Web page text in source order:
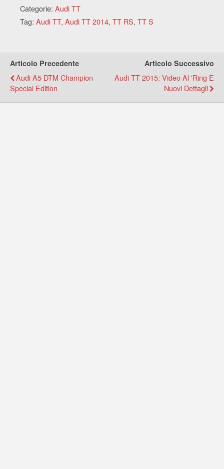
Categorie: Audi TT
Tag: Audi TT, Audi TT 2014, TT RS, TT S
Articolo Precedente
Audi A5 DTM Champion
Special Edition
Articolo Successivo
Audi TT 2015: Video Al 'Ring E
Nuovi Dettagli